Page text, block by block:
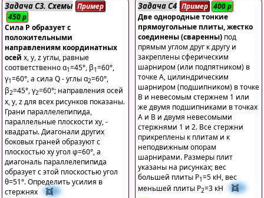
Задача С3. Схемы Пример
450р
Сила P образует с
положительными
направлениям координатных
осей x, y, z углы, равные
соответственно α1=45°, β1=60°,
γ1=60°, а сила Q - углы α2=60°,
β2=45°, γ2=60°; направления осей
x, y, z для всех рисунков показаны.
Грани параллелепипида,
параллельные плоскости xy, -
квадраты. Диагонали других
боковых граней образуют с
плоскостью xy угол φ=60°, а
диагональ параллелепипида
образует с этой плоскостью угол
θ=51°. Определить усилия в
стержнях
👯
Задача С4 Пример 400р
Две однородные тонкие
прямоугольные плиты, жестко
соединены (сваренны) под
прямым углом друг к другу и
закреплены сферическим
шарниром (или подпятником) в
точке А, цилиндрическим
шарниром (подшипником) в точке
В и невесомым стержнем 1 или
же двумя подшипниками в точках
А и В и двумя невесомыми
стержнями 1 и 2. Все стержни
прикреплены к плитам и к
неподвижным опорам
шарнирами. Размеры плит
указаны на рисунках; вес
большей плиты P1=5 кН, вес
меньшей плиты P2=3 кН
👯